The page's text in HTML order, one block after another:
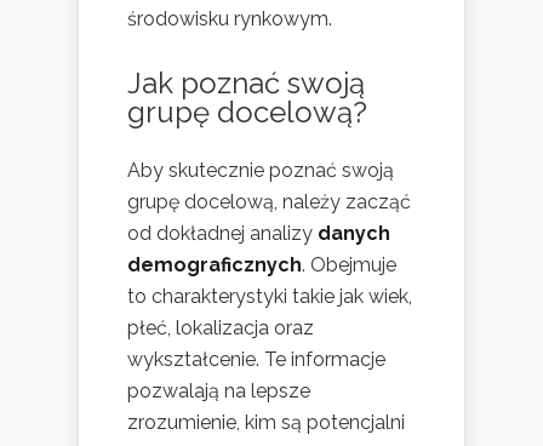
środowisku rynkowym.
Jak poznać swoją
grupę docelową?
Aby skutecznie poznać swoją
grupę docelową, należy zacząć
od dokładnej analizy danych
demograficznych. Obejmuje
to charakterystyki takie jak wiek,
płeć, lokalizacja oraz
wykształcenie. Te informacje
pozwalają na lepsze
zrozumienie, kim są potencjalni